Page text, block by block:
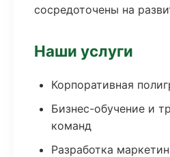
сосредоточены на
Наши услуги
Корпоративная
Бизнес-обучение и
команд
Разработка